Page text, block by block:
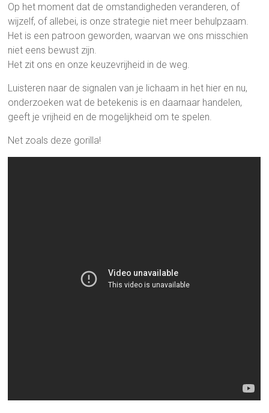
Op het moment dat de omstandigheden veranderen, of
wijzelf, of allebei, is onze strategie niet meer behulpzaam.
Het is een patroon geworden, waarvan we ons misschien
niet eens bewust zijn.
Het zit ons en onze keuzevrijheid in de weg.
Luisteren naar de signalen van je lichaam in het hier en nu,
onderzoeken wat de betekenis is en daarnaar handelen,
geeft je vrijheid en de mogelijkheid om te spelen.
Net zoals deze gorilla!